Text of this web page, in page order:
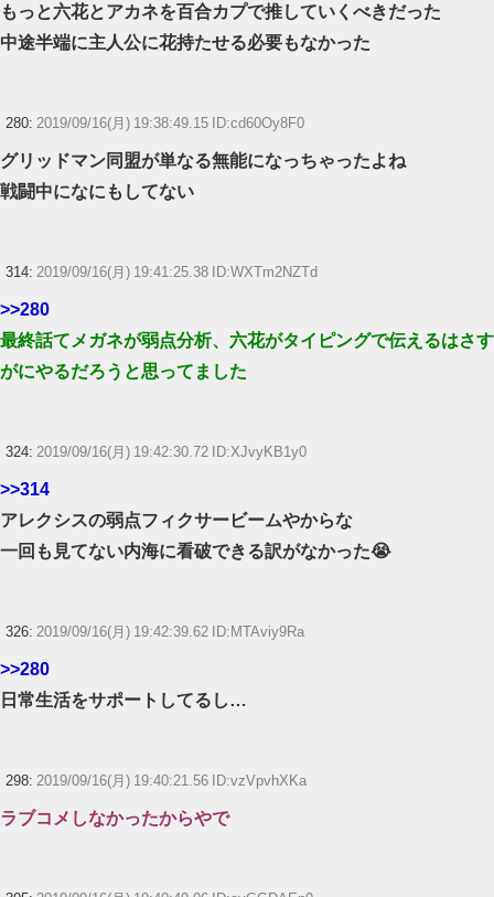
もっと六花とアカネを百合カプで推していくべきだった
中途半端に主人公に花持たせる必要もなかった
280: 2019/09/16(月) 19:38:49.15 ID:cd60Oy8F0
グリッドマン同盟が単なる無能になっちゃったよね
戦闘中になにもしてない
314: 2019/09/16(月) 19:41:25.38 ID:WXTm2NZTd
>>280
最終話てメガネが弱点分析、六花がタイピングで伝えるはさす
がにやるだろうと思ってました
324: 2019/09/16(月) 19:42:30.72 ID:XJvyKB1y0
>>314
アレクシスの弱点フィクサービームやからな
一回も見てない内海に看破できる訳がなかった😭
326: 2019/09/16(月) 19:42:39.62 ID:MTAviy9Ra
>>280
日常生活をサポートしてるし…
298: 2019/09/16(月) 19:40:21.56 ID:vzVpvhXKa
ラブコメしなかったからやで